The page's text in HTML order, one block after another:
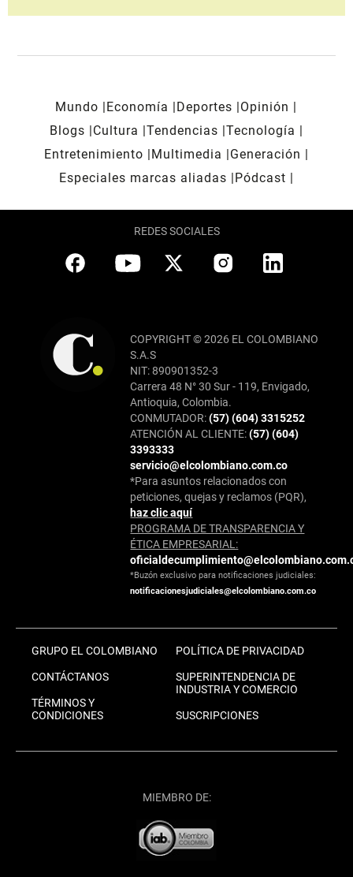
Mundo Economía Deportes
Opinión
Blogs
Cultura Tendencias Tecnología
Entretenimiento
Multimedia
Generación
Especiales marcas aliadas
Pódcast
REDES SOCIALES
COPYRIGHT © 2026 EL COLOMBIANO
S.A.S
NIT: 890901352-3
Carrera 48 N° 30 Sur - 119, Envigado,
Antioquia, Colombia.
CONMUTADOR:(57) (604) 3315252
ATENCIÓN AL CLIENTE:(57) (604)
3393333
servicio@elcolombiano.com.co
*Para asuntos relacionados con
peticiones, quejas y reclamos (PQR),
haz clic aquí
PROGRAMA DE TRANSPARENCIA Y
ÉTICA EMPRESARIAL:
*Buzón exclusivo para notificaciones judiciales:
notificacionesjudiciales@elcolombiano.com.co
GRUPO EL COLOMBIANO
CONTÁCTANOS
TÉRMINOS Y
CONDICIONES
POLÍTICA DE PRIVACIDAD
SUPERINTENDENCIA DE
INDUSTRIA Y COMERCIO
SUSCRIPCIONES
MIEMBRO DE: